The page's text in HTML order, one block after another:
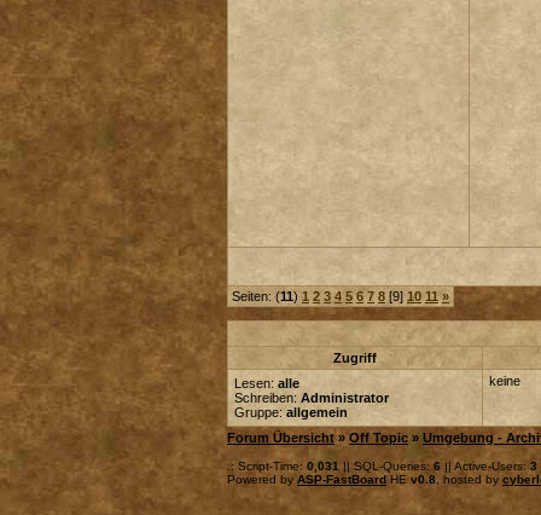
Seiten: (11) 1 2 3 4 5 6 7 8 [9] 10 11 »
Zugriff
Lesen: alle
Schreiben: Administrator
Gruppe: allgemein
keine
Forum Übersicht » Off Topic » Umgebung -
.: Script-Time: 0,031 || SQL-Queries: 6 || Active-Users: 3
Powered by ASP-FastBoard HE v0.8 , hosted by